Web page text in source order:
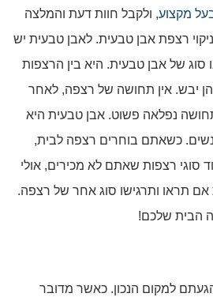
מקצוע, ולקבל חוות דעת והמלצה
רצפת אבן טבעית. לאבן טבעית יש
סוג של אבן טבעית. היא בין הרצפות
יבש. אין תחושה של רצפה, לאחר
נפלאה פשוט. אבן טבעית היא
כשאתם בוחרים רצפה לבית,
סוגי רצפות שאתם לא מכירים, אולי
תראו ותרגישו סוג אחר של רצפה.
הבית שלכם!
למקום הנכון. כאשר מדובר